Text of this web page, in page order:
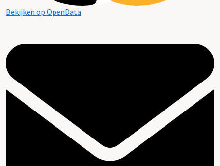
Bekijken op OpenData